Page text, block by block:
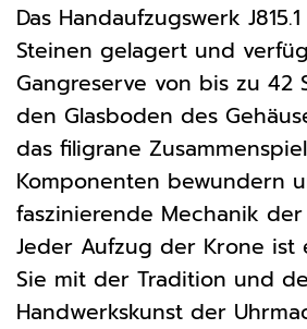
Das Handaufzugswerk
Steinen gelagert und
Gangreserve von bis zu 42
den Glasboden des
das filigrane
Komponenten bewundern
faszinierende Mechanik
Jeder Aufzug der Krone ist
Sie mit der Tradition und
Handwerkskunst der